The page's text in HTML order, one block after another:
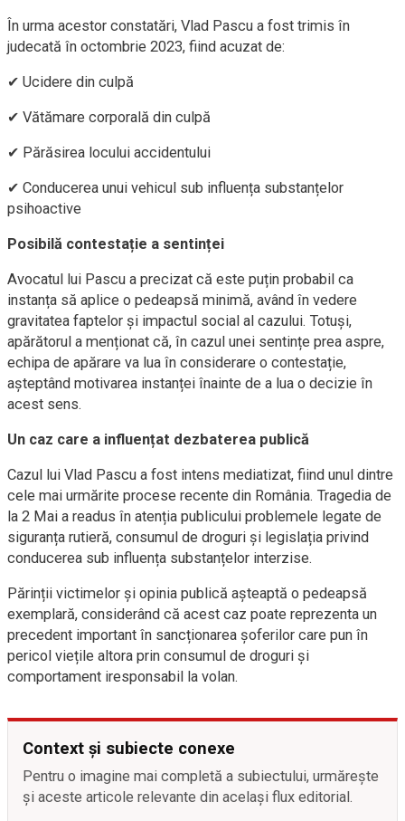
În urma acestor constatări, Vlad Pascu a fost trimis în
judecată în octombrie 2023, fiind acuzat de:
✔ Ucidere din culpă
✔ Vătămare corporală din culpă
✔ Părăsirea locului accidentului
✔ Conducerea unui vehicul sub influența substanțelor
psihoactive
Posibilă contestație a sentinței
Avocatul lui Pascu a precizat că este puțin probabil ca
instanța să aplice o pedeapsă minimă, având în vedere
gravitatea faptelor și impactul social al cazului. Totuși,
apărătorul a menționat că, în cazul unei sentințe prea aspre,
echipa de apărare va lua în considerare o contestație,
așteptând motivarea instanței înainte de a lua o decizie în
acest sens.
Un caz care a influențat dezbaterea publică
Cazul lui Vlad Pascu a fost intens mediatizat, fiind unul dintre
cele mai urmărite procese recente din România. Tragedia de
la 2 Mai a readus în atenția publicului problemele legate de
siguranța rutieră, consumul de droguri și legislația privind
conducerea sub influența substanțelor interzise.
Părinții victimelor și opinia publică așteaptă o pedeapsă
exemplară, considerând că acest caz poate reprezenta un
precedent important în sancționarea șoferilor care pun în
pericol viețile altora prin consumul de droguri și
comportament iresponsabil la volan.
Context și subiecte conexe
Pentru o imagine mai completă a subiectului, urmărește
și aceste articole relevante din același flux editorial.